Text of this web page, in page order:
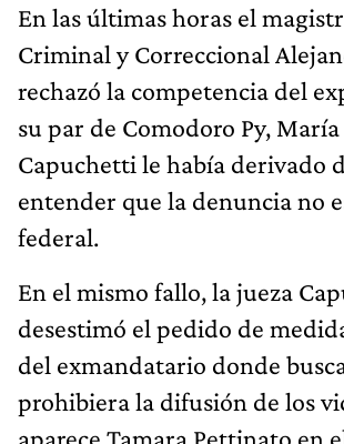
En las últimas horas el
Criminal y Correccional
rechazó la competencia del
su par de Comodoro Py,
Capuchetti le había derivado
entender que la denuncia no
federal.
En el mismo fallo, la jueza
desestimó el pedido de
del exmandatario donde
prohibiera la difusión de los
aparece Tamara Pettinato en